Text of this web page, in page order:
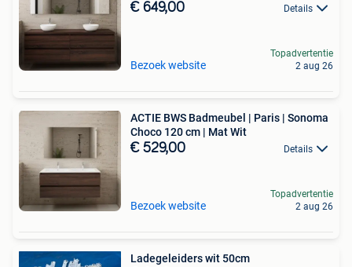
€ 649,00 Details
Bezoek website
Topadvertentie
2 aug 26
ACTIE BWS Badmeubel | Paris | Sonoma
Choco 120 cm | Mat Wit
€ 529,00 Details
Bezoek website
Topadvertentie
2 aug 26
Ladegeleiders wit 50cm